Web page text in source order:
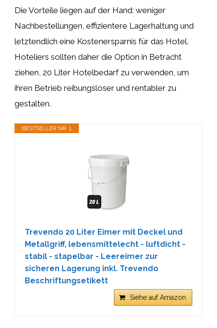
Die Vorteile liegen auf der Hand: weniger
Nachbestellungen, effizientere Lagerhaltung und
letztendlich eine Kostenersparnis für das Hotel.
Hoteliers sollten daher die Option in Betracht
ziehen, 20 Liter Hotelbedarf zu verwenden, um
ihren Betrieb reibungsloser und rentabler zu
gestalten.
BESTSELLER NR. 1
Trevendo 20 Liter Eimer mit Deckel und
Metallgriff, lebensmittelecht - luftdicht -
stabil - stapelbar - Leereimer zur
sicheren Lagerung inkl. Trevendo
Beschriftungsetikett
Siehe auf Amazon